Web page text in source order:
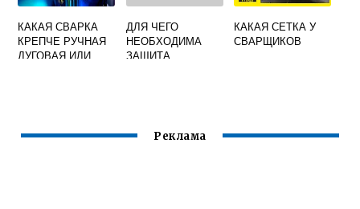
КАКАЯ СВАРКА
КРЕПЧЕ РУЧНАЯ
ДУГОВАЯ ИЛИ
ДЛЯ ЧЕГО
НЕОБХОДИМА
ЗАЩИТА
КАКАЯ СЕТКА У
СВАРЩИКОВ
Реклама